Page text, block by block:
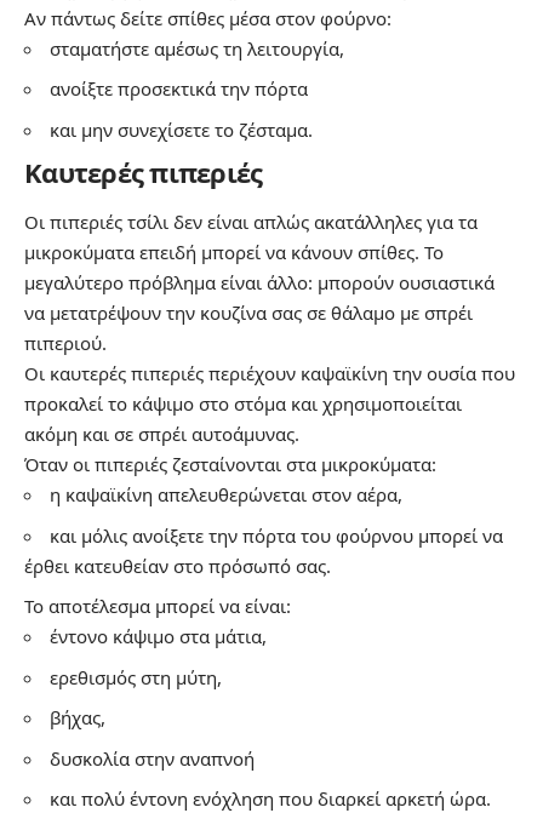
Αν πάντως δείτε σπίθες μέσα στον φούρνο:
σταματήστε αμέσως τη λειτουργία,
ανοίξτε προσεκτικά την πόρτα
και μην συνεχίσετε το ζέσταμα.
Καυτερές πιπεριές
Οι πιπεριές τσίλι δεν είναι απλώς ακατάλληλες για τα
μικροκύματα επειδή μπορεί να κάνουν σπίθες. Το
μεγαλύτερο πρόβλημα είναι άλλο: μπορούν ουσιαστικά
να μετατρέψουν την κουζίνα σας σε θάλαμο με σπρέι
πιπεριού.
Οι καυτερές πιπεριές περιέχουν καψαϊκίνη την ουσία που
προκαλεί το κάψιμο στο στόμα και χρησιμοποιείται
ακόμη και σε σπρέι αυτοάμυνας.
Όταν οι πιπεριές ζεσταίνονται στα μικροκύματα:
η καψαϊκίνη απελευθερώνεται στον αέρα,
και μόλις ανοίξετε την πόρτα του φούρνου μπορεί να
έρθει κατευθείαν στο πρόσωπό σας.
Το αποτέλεσμα μπορεί να είναι:
έντονο κάψιμο στα μάτια,
ερεθισμός στη μύτη,
βήχας,
δυσκολία στην αναπνοή
και πολύ έντονη ενόχληση που διαρκεί αρκετή ώρα.